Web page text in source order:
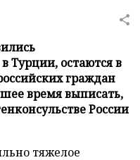
Турции, остаются в
граждан
время выписать,
России
тяжелое